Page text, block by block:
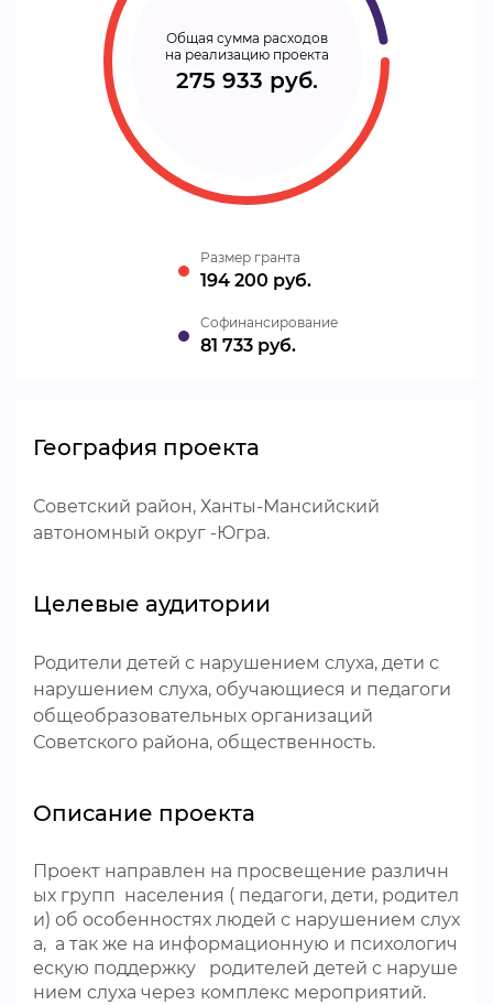
Общая сумма расходов
на реализацию проекта
275 933 руб.
Размер гранта
194 200 руб.
Cофинансирование
81 733 руб.
География проекта
Советский район, Ханты-Мансийский
автономный округ -Югра.
Целевые аудитории
Родители детей с нарушением слуха, дети с
нарушением слуха, обучающиеся и педагоги
общеобразовательных организаций
Советского района, общественность.
Описание проекта
Проект направлен на просвещение различн
ых групп населения ( педагоги, дети, родител
и) об особенностях людей с нарушением слух
а, а так же на информационную и психологич
ескую поддержку родителей детей с наруше
нием слуха через комплекс мероприятий.